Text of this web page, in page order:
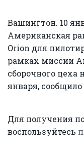
Вашингтон. 10
Американская
Orion для
рамках миссии
сборочного цеха
января, сообщило
Для получения
воспользуйтесь